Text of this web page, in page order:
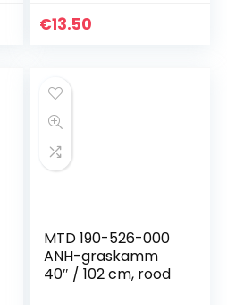
zout en grit, voor
€13.50
MTD 190-526-000
ANH-graskamm
40″ / 102 cm, rood